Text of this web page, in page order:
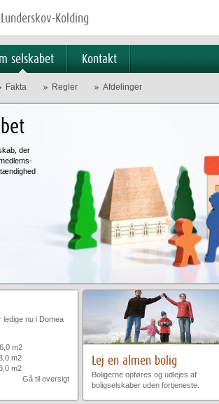
Kolding
selskabet Kontakt
Fakta Regler Afdelinger
der
ledige nu i Domea
m2
m2
m2
Gå til oversigt
Lej en almen bolig
Boligerne opføres og udlejes af
boligselskaber uden fortjeneste.